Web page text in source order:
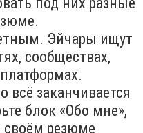
Эйчары ищут
сообществах,
всё заканчивается
блок «Обо мне»,
резюме